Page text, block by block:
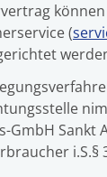
können
(
GmbH Sankt
i.S.§